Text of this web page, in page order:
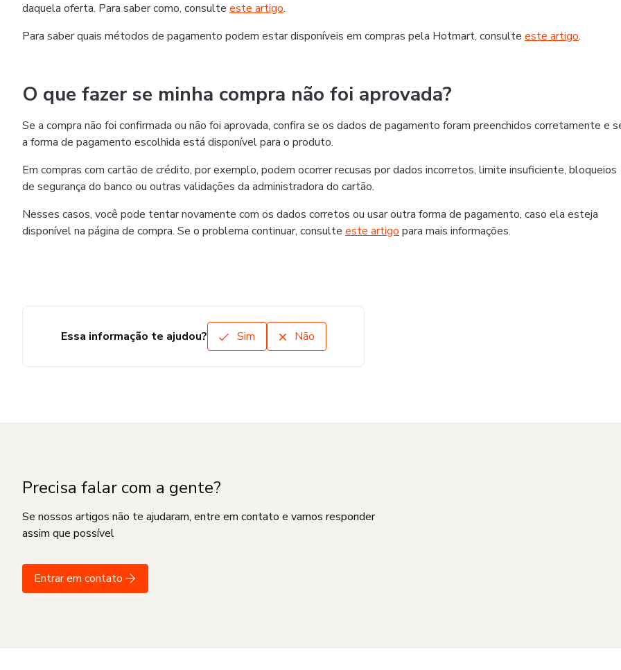
daquela oferta. Para saber como, consulte este artigo.
Para saber quais métodos de pagamento podem estar disponíveis em compras pela Hotmart, consulte este artigo.
O que fazer se minha compra não foi aprovada?
Se a compra não foi confirmada ou não foi aprovada, confira se os dados de pagamento foram preenchidos corretamente e
a forma de pagamento escolhida está disponível para o produto.
Em compras com cartão de crédito, por exemplo, podem ocorrer recusas por dados incorretos, limite insuficiente, bloqueios
de segurança do banco ou outras validações da administradora do cartão.
Nesses casos, você pode tentar novamente com os dados corretos ou usar outra forma de pagamento, caso ela esteja
disponível na página de compra. Se o problema continuar, consulte este artigo para mais informações.
Essa informação te ajudou? Sim Não
Precisa falar com a gente?
Se nossos artigos não te ajudaram, entre em contato e vamos responder
assim que possível
Entrar em contato